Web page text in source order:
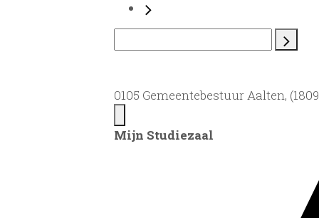
0105 Gemeentebestuur Aalten,
Mijn Studiezaal